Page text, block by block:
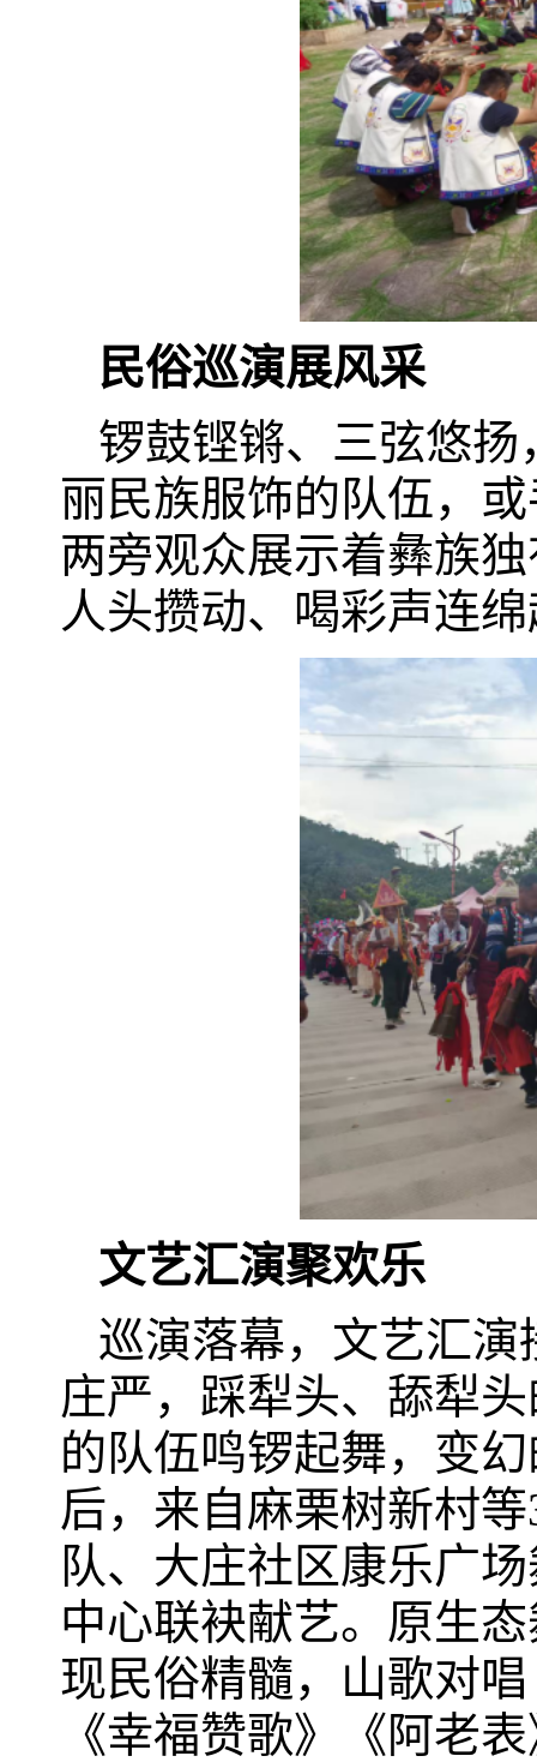
民俗巡演展风采
锣鼓铿锵、三弦悠
丽民族服饰的队伍，
两旁观众展示着彝族
人头攒动、喝彩声连
文艺汇演聚欢乐
巡演落幕，文艺汇
庄严，踩犁头、舔犁
的队伍鸣锣起舞，变
后，来自麻栗树新村
队、大庄社区康乐广
中心联袂献艺。原生
现民俗精髓，山歌对
《幸福赞歌》《阿老